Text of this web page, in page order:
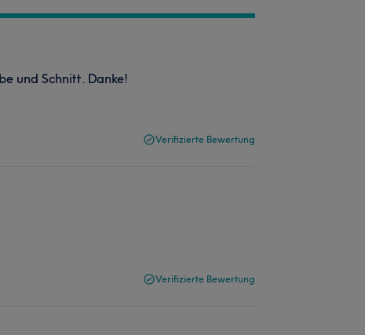
und Schnitt. Danke!
Verifizierte Bewertung
Verifizierte Bewertung